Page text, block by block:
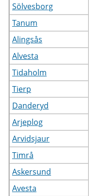
Sölvesborg
Tanum
Alingsås
Alvesta
Tidaholm
Tierp
Danderyd
Arjeplog
Arvidsjaur
Timrå
Askersund
Avesta